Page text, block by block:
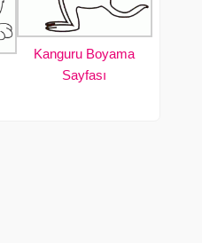
Kanguru Boyama
Sayfası